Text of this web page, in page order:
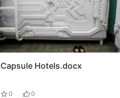
Capsule Hotels.docx
0 0